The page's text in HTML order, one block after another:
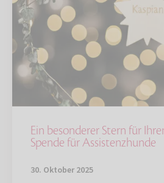
Ein besonderer Stern für
Spende für Assistenzhunde
30. Oktober 2025